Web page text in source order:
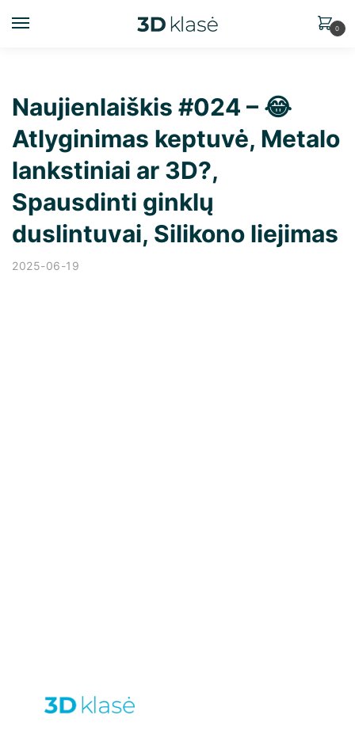
0
Naujienlaiškis #024 – 😂
Atlyginimas keptuvė, Metalo
lankstiniai ar 3D?,
Spausdinti ginklų
duslintuvai, Silikono liejimas
2025-06-19